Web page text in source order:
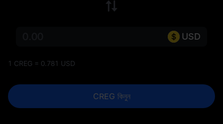
USD
1 CREG = 0.781 USD
CREG কিনুন